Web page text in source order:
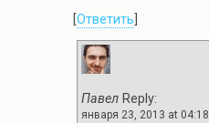
Ответить
Павел Reply:
января 23, 2013 at 04:18